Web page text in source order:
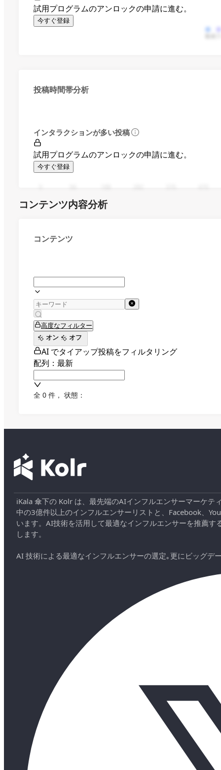
試用プログラムのアンロックの申請に進む。
今すぐ登録
投稿時間帯分析
インタラクションが多い投稿
試用プログラムのアンロックの申請に進む。
今すぐ登録
コンテンツ内容分析
コンテンツ
高度なフィルター
オン
オフ
AI でタイアップ投稿をフィルタリング
配列：最新
全 0 件 ， 状態：
iKala 傘下の Kolr は、最先端のAIインフルエンサーマーケ
中の3億件以上のインフルエンサーリストと、Facebook、
います。AI技術を活用して最適なインフルエンサーを推薦
します。
AI 技術による最適なインフルエンサーの選定｡更にビッグデ